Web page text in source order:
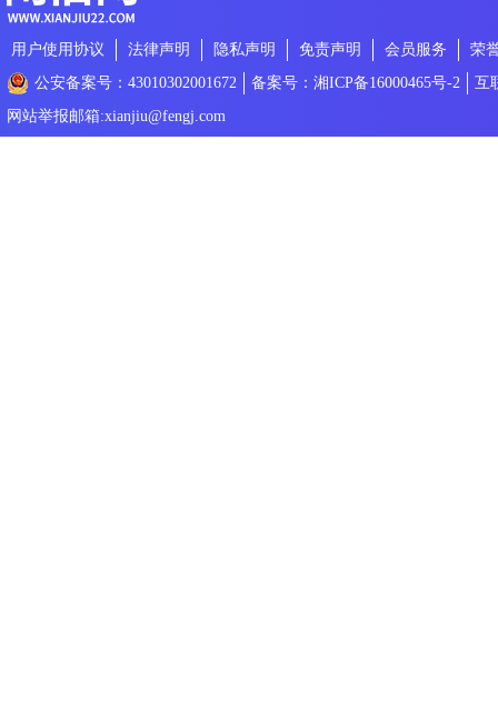
用户使用协议 法律声明 隐私声明 免责声明 会员服务
荣
公安备案号：43010302001672
备案号：湘ICP备16000465号-2
互
网站举报邮箱:xianjiu@fengj.com